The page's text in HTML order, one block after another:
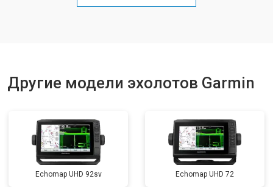
Другие модели эхолотов Garmin
Echomap UHD 92sv Echomap UHD 72